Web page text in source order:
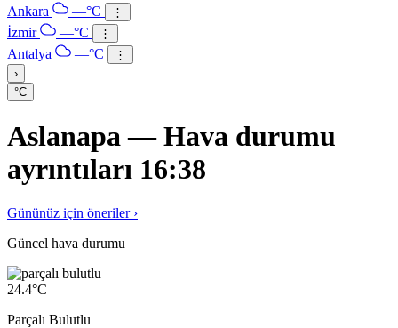
Ankara —°C ⋮
İzmir —°C ⋮
Antalya —°C
⋮
›
°C
Aslanapa — Hava durumu
ayrıntıları 16:38
Gününüz için öneriler ›
Güncel hava durumu
24.4°C
Parçalı Bulutlu